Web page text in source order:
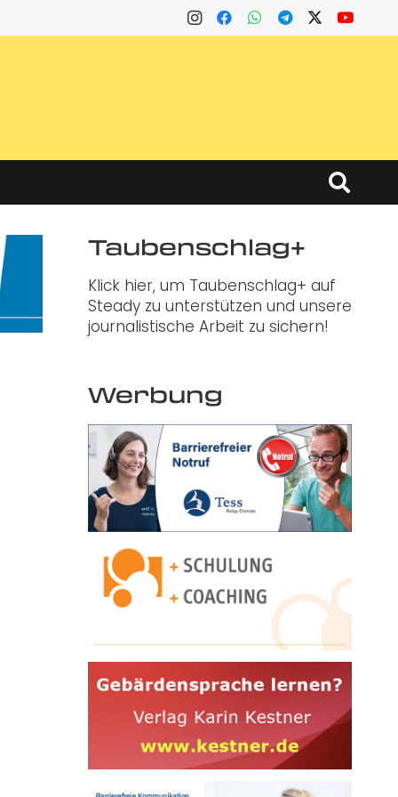
Taubenschlag+
Klick hier, um Taubenschlag+ auf
Steady zu unterstützen und unsere
journalistische Arbeit zu sichern!
Werbung